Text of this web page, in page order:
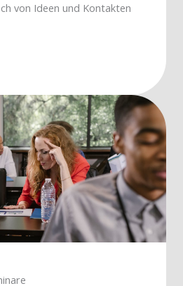
von Ideen und Kontakten